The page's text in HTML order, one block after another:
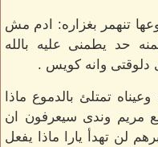
تنهمر بغزاره: ادم مش
حد يطمنى عليه بالله
دلوقتى وانه كويس .
تمتلئ بالدموع ماذا
مريم وندى سيعرفون ان
لن تهدأ يارا ماذا يفعل